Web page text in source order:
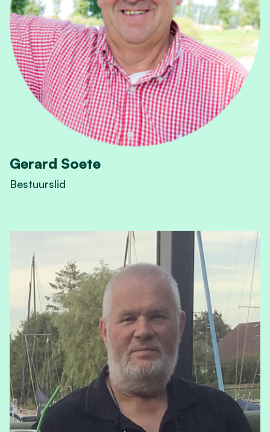
Gerard Soete
Bestuurslid